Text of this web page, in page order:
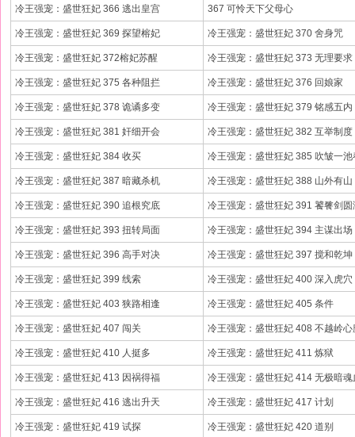
冷王强宠：盛世狂妃 366 逃出皇宫 367 可怜天下父母心
冷王强宠：盛世狂妃 369 探望榕妃 冷王强宠：盛世狂妃 370 舍身咒
冷王强宠：盛世狂妃 372榕妃苏醒 冷王强宠：盛世狂妃 373 无理要求
冷王强宠：盛世狂妃 375 各种阻拦 冷王强宠：盛世狂妃 376 回娘家
冷王强宠：盛世狂妃 378 诡谲多变 冷王强宠：盛世狂妃 379 铭感五内
冷王强宠：盛世狂妃 381 奸细开会 冷王强宠：盛世狂妃 382 互举制度
冷王强宠：盛世狂妃 384 收买 冷王强宠：盛世狂妃 385 吹皱一池
冷王强宠：盛世狂妃 387 暗藏杀机 冷王强宠：盛世狂妃 388 山外有山
冷王强宠：盛世狂妃 390 追根究底 冷王强宠：盛世狂妃 391 饕餮剑圆
冷王强宠：盛世狂妃 393 扭转局面 冷王强宠：盛世狂妃 394 主谋出场
冷王强宠：盛世狂妃 396 高手对决 冷王强宠：盛世狂妃 397 搅和乾坤
冷王强宠：盛世狂妃 399 线索 冷王强宠：盛世狂妃 400 深入虎穴
冷王强宠：盛世狂妃 403 狭路相逢 冷王强宠：盛世狂妃 405 条件
冷王强宠：盛世狂妃 407 闯关 冷王强宠：盛世狂妃 408 不越岭心
冷王强宠：盛世狂妃 410 人挺多 冷王强宠：盛世狂妃 411 炼狱
冷王强宠：盛世狂妃 413 因祸得福 冷王强宠：盛世狂妃 414 无极暗魂
冷王强宠：盛世狂妃 416 逃出升天 冷王强宠：盛世狂妃 417 计划
冷王强宠：盛世狂妃 419 试探 冷王强宠：盛世狂妃 420 道别